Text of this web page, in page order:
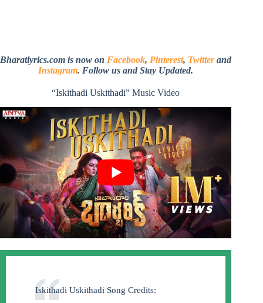
Bharatlyrics.com is now on Facebook, Pinterest, Twitterand
Instagram. Follow us and Stay Updated.
“Iskithadi Uskithadi” Music Video
Iskithadi Uskithadi Song Credits: